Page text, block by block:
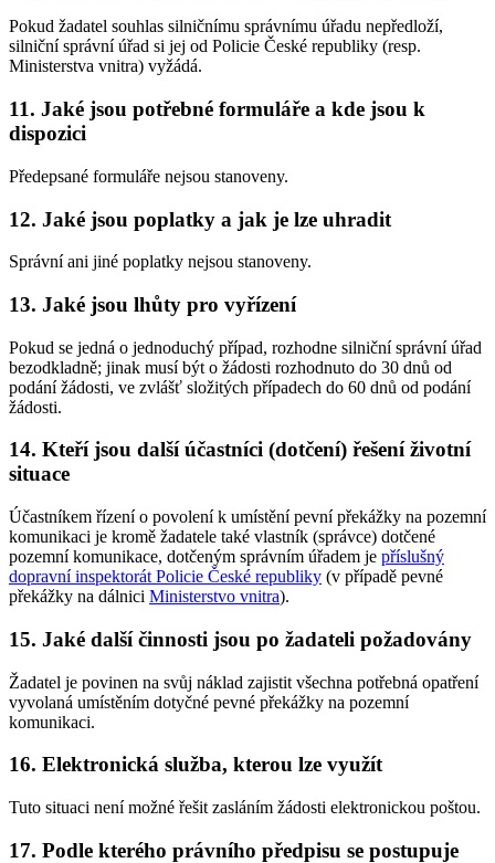
Pokud žadatel souhlas silničnímu správnímu úřadu nepředloží,
silniční správní úřad si jej od Policie České republiky (resp.
Ministerstva vnitra) vyžádá.
11. Jaké jsou potřebné formuláře a kde jsou k
dispozici
Předepsané formuláře nejsou stanoveny.
12. Jaké jsou poplatky a jak je lze uhradit
Správní ani jiné poplatky nejsou stanoveny.
13. Jaké jsou lhůty pro vyřízení
Pokud se jedná o jednoduchý případ, rozhodne silniční správní úřad
bezodkladně; jinak musí být o žádosti rozhodnuto do 30 dnů od
podání žádosti, ve zvlášť složitých případech do 60 dnů od podání
žádosti.
14. Kteří jsou další účastníci (dotčení) řešení životní
situace
Účastníkem řízení o povolení k umístění pevní překážky na pozemní
komunikaci je kromě žadatele také vlastník (správce) dotčené
pozemní komunikace, dotčeným správním úřadem je příslušný
dopravní inspektorát Policie České republiky (v případě pevné
překážky na dálnici Ministerstvo vnitra).
15. Jaké další činnosti jsou po žadateli požadovány
Žadatel je povinen na svůj náklad zajistit všechna potřebná opatření
vyvolaná umístěním dotyčné pevné překážky na pozemní
komunikaci.
16. Elektronická služba, kterou lze využít
Tuto situaci není možné řešit zasláním žádosti elektronickou poštou.
17. Podle kterého právního předpisu se postupuje